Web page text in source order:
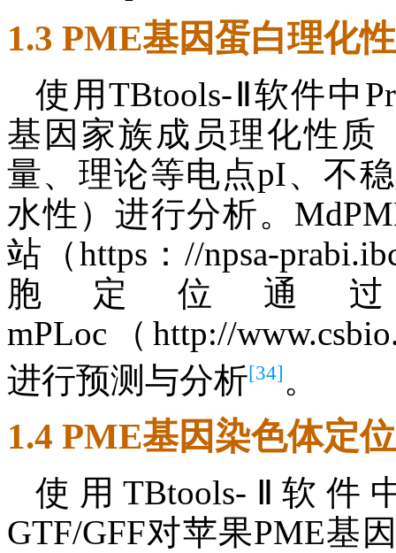
1.3 PME基因蛋白理化
使用TBtools-Ⅱ软件中
基因家族成员理化性质
量、理论等电点pI、不
水性）进行分析。
站（https：//npsa-
胞定位通过
mPLoc（http://
进行预测与分析[34] 。
1.4 PME基因染色体定
使用TBtools-Ⅱ软件中
GTF/GFF对苹果PME基